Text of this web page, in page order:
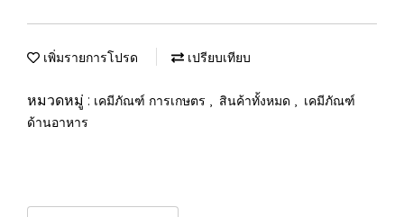
เพิ่มรายการโปรด เปรียบเทียบ
หมวดหมู่ : เคมีภัณฑ์ การเกษตร , สินค้าทั้งหมด , เคมีภัณฑ์
ด้านอาหาร